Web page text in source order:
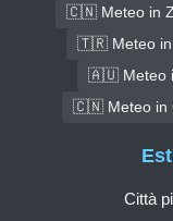
🇨🇳 Meteo in
🇹🇷 Meteo in
🇦🇺 Meteo
🇨🇳 Meteo in
Città